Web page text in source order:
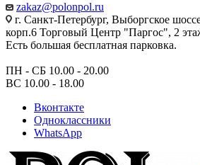
zakaz@polonpol.ru
г. Санкт-Петербург, Выборгское
корп.6 Торговый Центр "Паргос", 2
Есть большая бесплатная парковка.
ПН - СБ 10.00 - 20.00
ВС 10.00 - 18.00
Вконтакте
Одноклассники
WhatsApp